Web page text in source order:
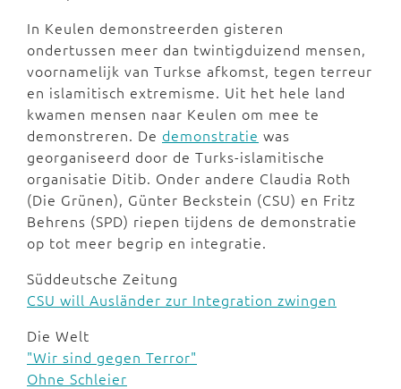
In Keulen demonstreerden gisteren
ondertussen meer dan twintigduizend mensen,
voornamelijk van Turkse afkomst, tegen terreur
en islamitisch extremisme. Uit het hele land
kwamen mensen naar Keulen om mee te
demonstreren. De demonstratie was
georganiseerd door de Turks-islamitische
organisatie Ditib. Onder andere Claudia Roth
(Die Grünen), Günter Beckstein (CSU) en Fritz
Behrens (SPD) riepen tijdens de demonstratie
op tot meer begrip en integratie.
Süddeutsche Zeitung
CSU will Ausländer zur Integration zwingen
Die Welt
"Wir sind gegen Terror"
Ohne Schleier